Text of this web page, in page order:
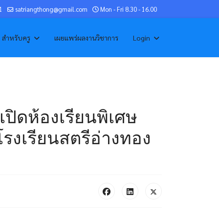
satriangthong@gmail.com Mon - Fri 8.30 - 16.00
สำหรับครู เผยแพร่ผลงานวิชาการ Login
ดห้องเรียนพิเศษ
เรียนสตรีอ่างทอง